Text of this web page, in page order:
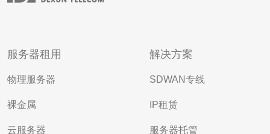
服务器租用
物理服务器
裸金属
云服务器
解决方案
SDWAN专线
IP租赁
服务器托管